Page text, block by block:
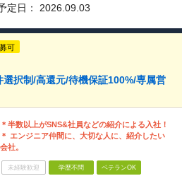
定日： 2026.09.03
可
選択制/高還元/待機保証100%/専属営
＊半数以上がSNS&社員などの紹介による入社！
＊ エンジニア仲間に、大切な人に、紹介したい
会社。
未経験歓迎 学歴不問 ベテランOK